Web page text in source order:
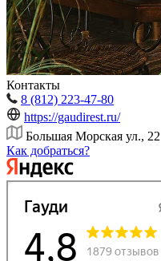
Контакты
8 (812) 223-47-80
https://gaudirest.ru/
Большая Морская ул., 22
Как добраться?